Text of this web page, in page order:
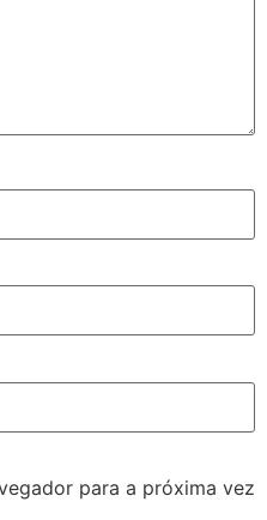
para a próxima vez